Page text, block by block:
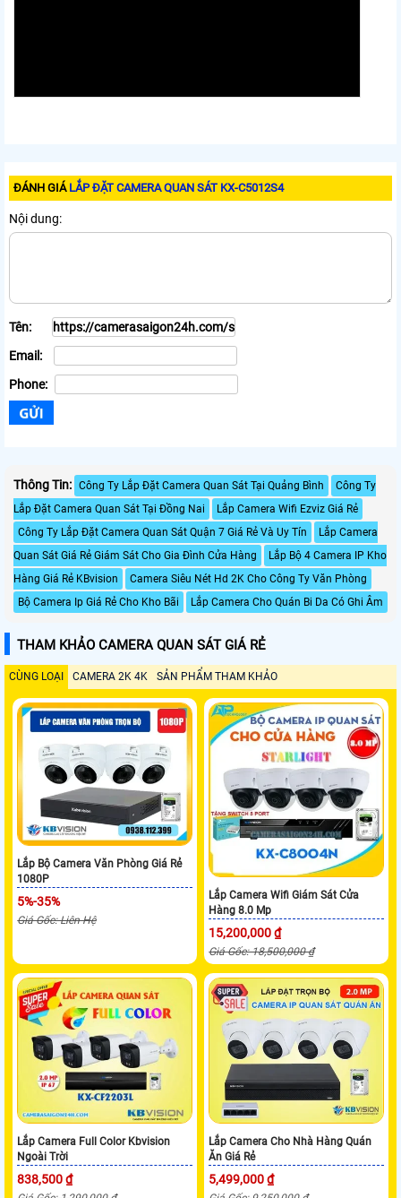
ĐÁNH GIÁ LẮP ĐẶT CAMERA QUAN SÁT KX-C5012S4
Nội dung:
Tên:
Email:
Phone:
Thông Tin: Công Ty Lắp Đặt Camera Quan Sát Tại Quảng Bình
Công Ty
Lắp Đặt Camera Quan Sát Tại Đồng Nai
Lắp Camera Wifi Ezviz Giá Rẻ
Công Ty Lắp Đặt Camera Quan Sát Quận 7 Giá Rẻ Và Uy Tín
Lắp Camera
Quan Sát Giá Rẻ Giám Sát Cho Gia Đình Cửa Hàng
Lắp Bộ 4 Camera IP Kho
Hàng Giá Rẻ KBvision
Camera Siêu Nét Hd 2K Cho Công Ty Văn Phòng
Bộ Camera Ip Giá Rẻ Cho Kho Bãi
Lắp Camera Cho Quán Bi Da Có Ghi Âm
THAM KHẢO CAMERA QUAN SÁT GIÁ RẺ
CÙNG LOẠI CAMERA 2K 4K SẢN PHẨM THAM KHẢO
Lắp Bộ Camera Văn Phòng Giá Rẻ
1080P
5%-35%
Giá Gốc: Liên Hệ
Lắp Camera Wifi Giám Sát Cửa
Hàng 8.0 Mp
15,200,000 ₫
Giá Gốc: 18,500,000 ₫
Lắp Camera Full Color Kbvision
Ngoài Trời
838,500 ₫
Lắp Camera Cho Nhà Hàng Quán
Ăn Giá Rẻ
5,499,000 ₫